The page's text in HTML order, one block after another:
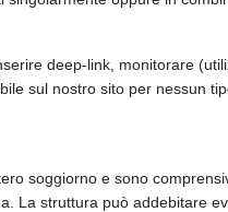
deep-link, monitorare
sul nostro sito per nessun
soggiorno e sono
La struttura può addebitare